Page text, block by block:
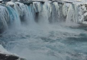
wydają się wyrwane z
naprawdę. Jednym z nich
zapominanym państwie
krain było nim
o wszystkich, […]